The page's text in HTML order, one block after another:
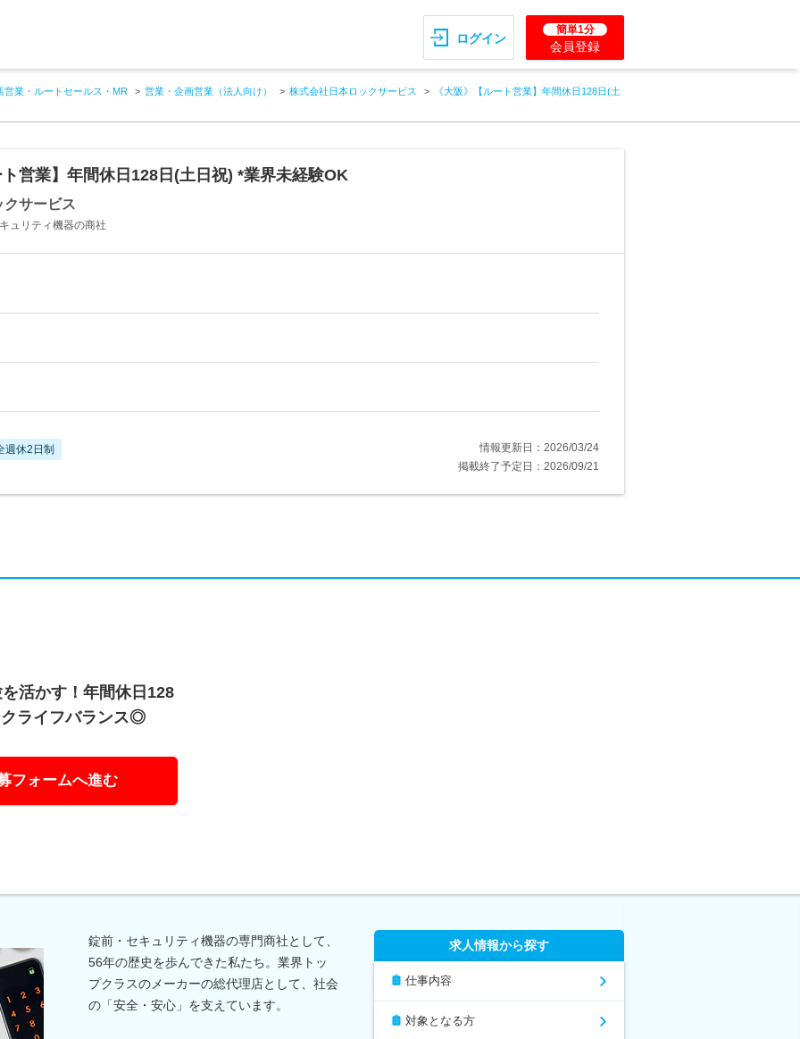
ログイン
簡単1分
会員登録
営業・ルートセールス・MR 営業・企画営業（法人向け） 株式会社日本ロックサービス 《大阪》【ルート営業】年間休日128日(土
営業】年間休日128日(土日祝) *業界未経験OK
サービス
ュリティ機器の商社
週休2日制
情報更新日：2026/03/24
掲載終了予定日：2026/09/21
活かす！年間休日128
ライフバランス◎
フォームへ進む
錠前・セキュリティ機器の専門商社として、
56年の歴史を歩んできた私たち。業界トッ
プクラスのメーカーの総代理店として、社会
の「安全・安心」を支えています。
求人情報から探す
仕事内容
対象となる方